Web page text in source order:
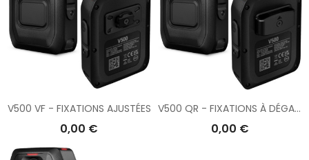
V500 VF - FIXATIONS AJUSTÉES
0,00 €
V500 QR - FIXATIONS À DÉGAGEMENT RAPIDE
0,00 €